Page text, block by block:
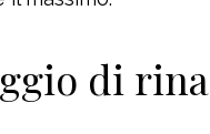
di